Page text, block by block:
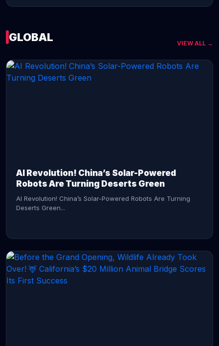
GLOBAL VIEW ALL →
AI Revolution! China’s Solar-Powered
Robots Are Turning Deserts Green
AI Revolution! China’s Solar-Powered Robots Are Turning
Deserts Green...